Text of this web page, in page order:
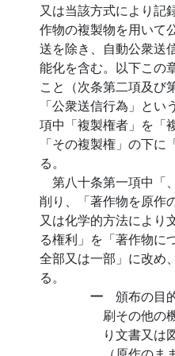
又は当該方式により記
作物の複製物を用いて
送を除き、自動公衆送
能化を含む。以下この
こと（次条第二項及び
「公衆送信行為」と
項中「複製権者」を「
「その複製権」の下に
る。
第八十条第一項中「
削り、「著作物を原作
又は化学的方法により
る権利」を「著作物に
全部又は一部」に改め
る。
一 頒布の目
刷その他の
り文書又は